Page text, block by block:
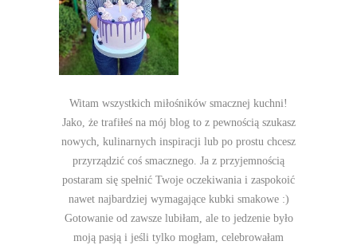
Witam wszystkich miłośników smacznej kuchni!
Jako, że trafiłeś na mój blog to z pewnością szukasz
nowych, kulinarnych inspiracji lub po prostu chcesz
przyrządzić coś smacznego. Ja z przyjemnością
postaram się spełnić Twoje oczekiwania i zaspokoić
nawet najbardziej wymagające kubki smakowe :)
Gotowanie od zawsze lubiłam, ale to jedzenie było
moją pasją i jeśli tylko mogłam, celebrowałam